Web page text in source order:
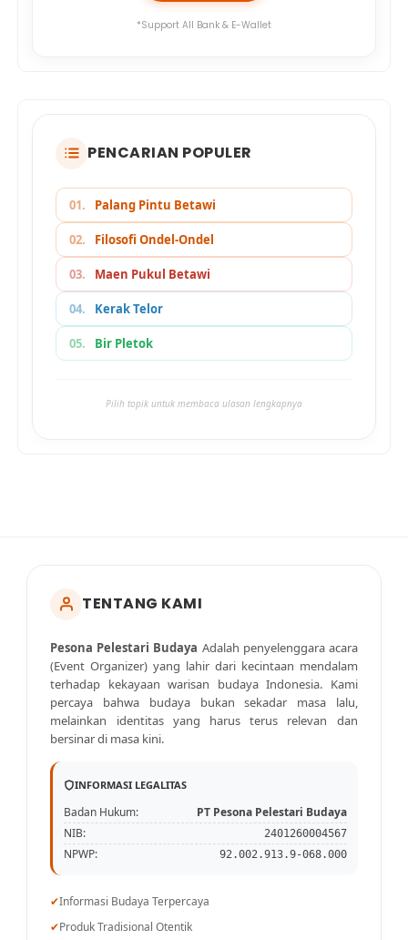
*Support All Bank & E-Wallet
PENCARIAN POPULER
01. Palang Pintu Betawi
02. Filosofi Ondel-Ondel
03. Maen Pukul Betawi
04. Kerak Telor
05. Bir Pletok
Pilih topik untuk membaca ulasan lengkapnya
TENTANG KAMI
Pesona Pelestari Budaya Adalah penyelenggara acara
(Event Organizer) yang lahir dari kecintaan mendalam
terhadap kekayaan warisan budaya Indonesia. Kami
percaya bahwa budaya bukan sekadar masa lalu,
melainkan identitas yang harus terus relevan dan
bersinar di masa kini.
INFORMASI LEGALITAS
Badan Hukum:
PT Pesona Pelestari Budaya
NIB:
2401260004567
NPWP: 92.002.913.9-068.000
✔Informasi Budaya Terpercaya
✔Produk Tradisional Otentik